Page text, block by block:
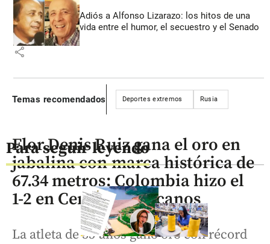
Adiós a Alfonso Lizarazo: los hitos de una
vida entre el humor, el secuestro y el Senado
share
Temas recomendados Deportes extremos Rusia
Para seguir leyendo
Flor Denis Ruiz gana el oro en
jabalina con marca histórica de
67.34 metros; Colombia hizo el
1-2 en Centroamericanos
La atleta de 35 años ganó oro con récord